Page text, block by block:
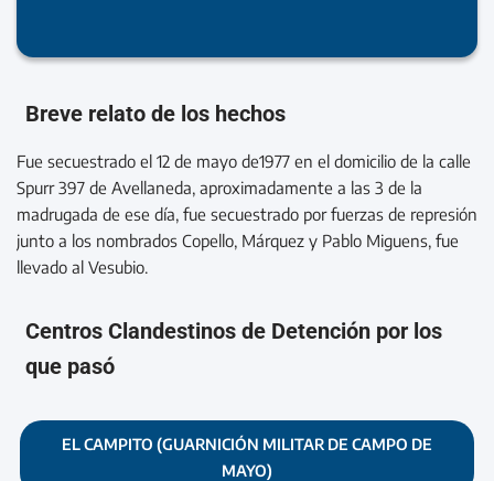
Breve relato de los hechos
Fue secuestrado el 12 de mayo de1977 en el domicilio de la calle
Spurr 397 de Avellaneda, aproximadamente a las 3 de la
madrugada de ese día, fue secuestrado por fuerzas de represión
junto a los nombrados Copello, Márquez y Pablo Miguens, fue
llevado al Vesubio.
Centros Clandestinos de Detención por los
que pasó
EL CAMPITO (GUARNICIÓN MILITAR DE CAMPO DE
MAYO)